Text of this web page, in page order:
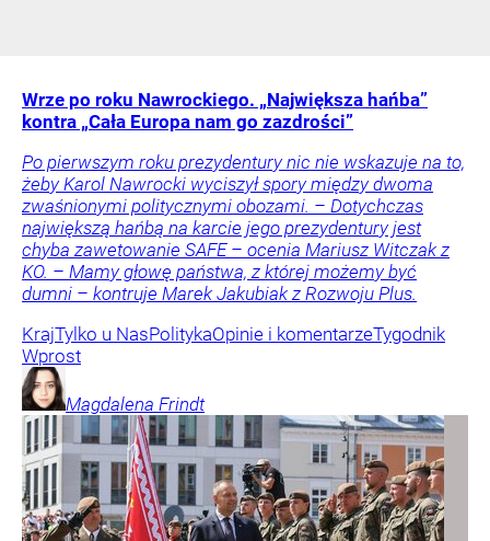
Wrze po roku Nawrockiego. „Największa hańba”
kontra „Cała Europa nam go zazdrości”
Po pierwszym roku prezydentury nic nie wskazuje na to,
żeby Karol Nawrocki wyciszył spory między dwoma
zwaśnionymi politycznymi obozami. – Dotychczas
największą hańbą na karcie jego prezydentury jest
chyba zawetowanie SAFE – ocenia Mariusz Witczak z
KO. – Mamy głowę państwa, z której możemy być
dumni – kontruje Marek Jakubiak z Rozwoju Plus.
KrajTylko u NasPolitykaOpinie i komentarzeTygodnik
Wprost
Magdalena Frindt